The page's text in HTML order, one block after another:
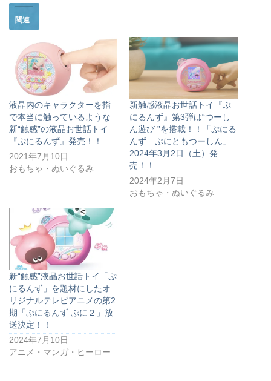
関連
液晶内のキャラクターを指
で本当に触っているような
新“触感”の液晶お世話トイ
『ぷにるんず』発売！！
2021年7月10日
おもちゃ・ぬいぐるみ
新触感液晶お世話トイ『ぷ
にるんず』第3弾は“つーし
ん遊び ”を搭載！！「ぷにる
んず ぷにともつーしん」
2024年3月2日（土）発
売！！
2024年2月7日
おもちゃ・ぬいぐるみ
新“触感”液晶お世話トイ「ぷ
にるんず」を題材にしたオ
リジナルテレビアニメの第2
期「ぷにるんず ぷに２」放
送決定！！
2024年7月10日
アニメ・マンガ・ヒーロー